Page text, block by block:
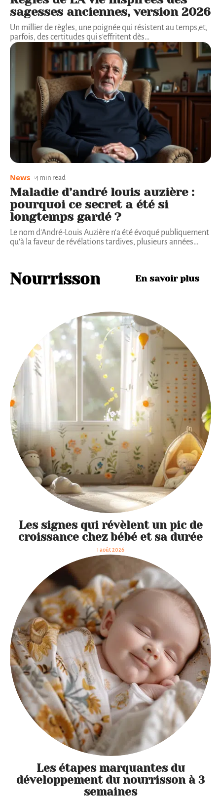
sagesses anciennes, version 2026
Un millier de règles, une poignée qui résistent au temps,et,
parfois, des certitudes qui s'effritent dès…
News 4 min read
Maladie d’andré louis auzière :
pourquoi ce secret a été si
longtemps gardé ?
Le nom d'André-Louis Auzière n'a été évoqué publiquement
qu'à la faveur de révélations tardives, plusieurs années…
Nourrisson En savoir plus
Les signes qui révèlent un pic de
croissance chez bébé et sa durée
1 août 2026
Les étapes marquantes du
développement du nourrisson à 3
semaines